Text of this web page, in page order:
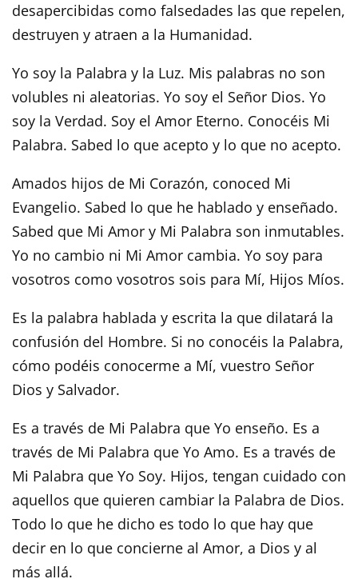
desapercibidas como falsedades las que repelen,
destruyen y atraen a la Humanidad.
Yo soy la Palabra y la Luz. Mis palabras no son
volubles ni aleatorias. Yo soy el Señor Dios. Yo
soy la Verdad. Soy el Amor Eterno. Conocéis Mi
Palabra. Sabed lo que acepto y lo que no acepto.
Amados hijos de Mi Corazón, conoced Mi
Evangelio. Sabed lo que he hablado y enseñado.
Sabed que Mi Amor y Mi Palabra son inmutables.
Yo no cambio ni Mi Amor cambia. Yo soy para
vosotros como vosotros sois para Mí, Hijos Míos.
Es la palabra hablada y escrita la que dilatará la
confusión del Hombre. Si no conocéis la Palabra,
cómo podéis conocerme a Mí, vuestro Señor
Dios y Salvador.
Es a través de Mi Palabra que Yo enseño. Es a
través de Mi Palabra que Yo Amo. Es a través de
Mi Palabra que Yo Soy. Hijos, tengan cuidado con
aquellos que quieren cambiar la Palabra de Dios.
Todo lo que he dicho es todo lo que hay que
decir en lo que concierne al Amor, a Dios y al
más allá.